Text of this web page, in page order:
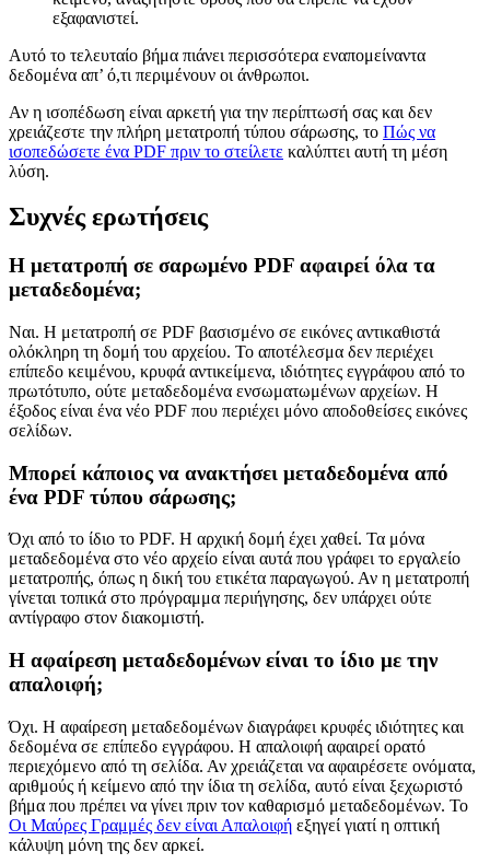
εξαφανιστεί.
Αυτό το τελευταίο βήμα πιάνει περισσότερα εναπομείναντα
δεδομένα απ’ ό,τι περιμένουν οι άνθρωποι.
Αν η ισοπέδωση είναι αρκετή για την περίπτωσή σας και δεν
χρειάζεστε την πλήρη μετατροπή τύπου σάρωσης, το Πώς να
ισοπεδώσετε ένα PDF πριν το στείλετε καλύπτει αυτή τη μέση
λύση.
Συχνές ερωτήσεις
Η μετατροπή σε σαρωμένο PDF αφαιρεί όλα τα
μεταδεδομένα;
Ναι. Η μετατροπή σε PDF βασισμένο σε εικόνες αντικαθιστά
ολόκληρη τη δομή του αρχείου. Το αποτέλεσμα δεν περιέχει
επίπεδο κειμένου, κρυφά αντικείμενα, ιδιότητες εγγράφου από το
πρωτότυπο, ούτε μεταδεδομένα ενσωματωμένων αρχείων. Η
έξοδος είναι ένα νέο PDF που περιέχει μόνο αποδοθείσες εικόνες
σελίδων.
Μπορεί κάποιος να ανακτήσει μεταδεδομένα από
ένα PDF τύπου σάρωσης;
Όχι από το ίδιο το PDF. Η αρχική δομή έχει χαθεί. Τα μόνα
μεταδεδομένα στο νέο αρχείο είναι αυτά που γράφει το εργαλείο
μετατροπής, όπως η δική του ετικέτα παραγωγού. Αν η μετατροπή
γίνεται τοπικά στο πρόγραμμα περιήγησης, δεν υπάρχει ούτε
αντίγραφο στον διακομιστή.
Η αφαίρεση μεταδεδομένων είναι το ίδιο με την
απαλοιφή;
Όχι. Η αφαίρεση μεταδεδομένων διαγράφει κρυφές ιδιότητες και
δεδομένα σε επίπεδο εγγράφου. Η απαλοιφή αφαιρεί ορατό
περιεχόμενο από τη σελίδα. Αν χρειάζεται να αφαιρέσετε ονόματα,
αριθμούς ή κείμενο από την ίδια τη σελίδα, αυτό είναι ξεχωριστό
βήμα που πρέπει να γίνει πριν τον καθαρισμό μεταδεδομένων. Το
Οι Μαύρες Γραμμές δεν είναι Απαλοιφή εξηγεί γιατί η οπτική
κάλυψη μόνη της δεν αρκεί.